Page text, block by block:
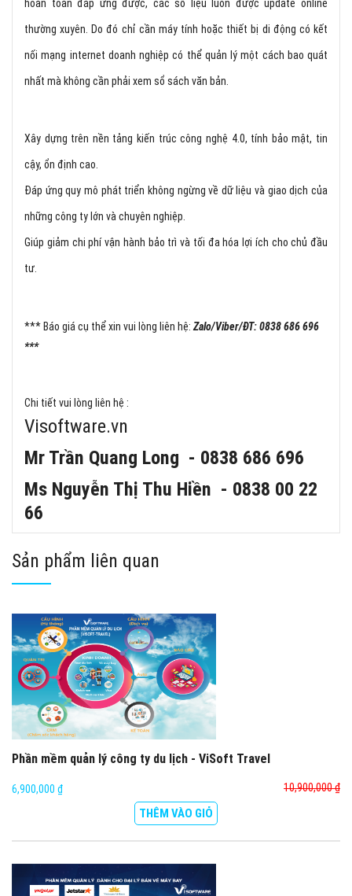
hoàn toàn đáp ứng được, các số liệu luôn được update online
thường xuyên. Do đó chỉ cần máy tính hoặc thiết bị di động có kết
nối mạng internet doanh nghiệp có thể quản lý một cách bao quát
nhất mà không cần phải xem sổ sách văn bản.
Xây dựng trên nền tảng kiến trúc công nghệ 4.0, tính bảo mật, tin
cậy, ổn định cao.
Đáp ứng quy mô phát triển không ngừng về dữ liệu và giao dịch của
những công ty lớn và chuyên nghiệp.
Giúp giảm chi phí vận hành bảo trì và tối đa hóa lợi ích cho chủ đầu
tư.
*** Báo giá cụ thể xin vui lòng liên hệ: Zalo/Viber/ĐT: 0838 686 696
***
Chi tiết vui lòng liên hệ :
Visoftware.vn
Mr Trần Quang Long - 0838 686 696
Ms Nguyễn Thị Thu Hiền - 0838 00 22
66
Sản phẩm liên quan
Phần mềm quản lý công ty du lịch - ViSoft Travel
6,900,000 ₫ 10,900,000 ₫
THÊM VÀO GIỎ